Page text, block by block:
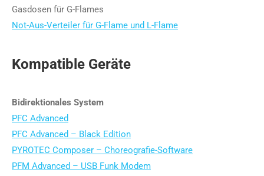
Gasdosen für G-Flames
Not-Aus-Verteiler für G-Flame und L-Flame
Kompatible Geräte
Bidirektionales System
PFC Advanced
PFC Advanced – Black Edition
PYROTEC Composer – Choreografie-Software
PFM Advanced – USB Funk Modem